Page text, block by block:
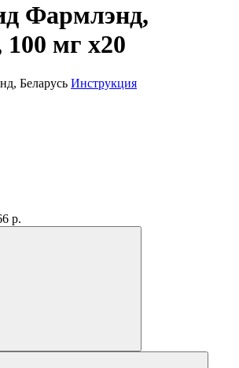
Фармлэнд,
100 мг x20
Беларусь Инструкция
р.